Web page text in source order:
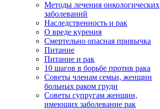
Методы лечения онкологических
заболеваний
Наследственность и рак
О вреде курения
Смертельно опасная привычка
Питание
Питание и рак
10 шагов в борьбе против рака
Советы членам семьи, женщин
больных раком груди
Советы супругам женщин,
имеющих заболевание рак